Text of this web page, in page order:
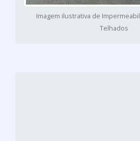
Imagem ilustrativa de
Telhados